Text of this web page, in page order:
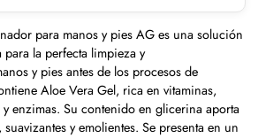
para manos y pies AG es una solución
la perfecta limpieza y
y pies antes de los procesos de
Aloe Vera Gel, rica en vitaminas,
enzimas. Su contenido en glicerina aporta
y emolientes. Se presenta en un